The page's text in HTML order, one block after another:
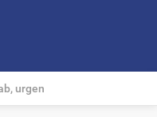
urgen